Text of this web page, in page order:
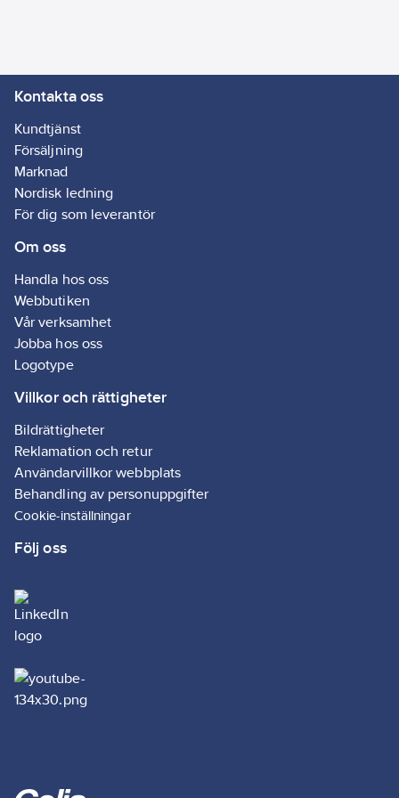
Kontakta oss
Kundtjänst
Försäljning
Marknad
Nordisk ledning
För dig som leverantör
Om oss
Handla hos oss
Webbutiken
Vår verksamhet
Jobba hos oss
Logotype
Villkor och rättigheter
Bildrättigheter
Reklamation och retur
Användarvillkor webbplats
Behandling av personuppgifter
Cookie-inställningar
Följ oss